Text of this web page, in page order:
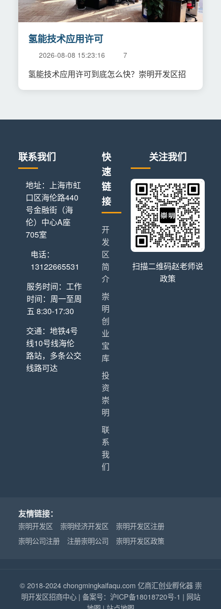
氢能技术应用许可
2026-08-08 15:23:16 7
氢能技术应用许可到底怎么快？崇明开发区招
联系我们
地址：上海市虹
口区海伦路440
号金融街（海
伦）中心A座
705室
电话：
13122665531
服务时间：工作
时间：周一至周
五 8:30-17:30
交通：地铁4号
线10号线海伦
路站，多条公交
线路可达
快
速
链
接
开
发
区
简
介
崇
明
创
业
宝
库
投
资
崇
明
联
系
我
们
关注我们
扫描二维码赵老师说
政策
友情链接：
崇明开发区 崇明经济开发区
崇明开发区注册
崇明公司注册
注册崇明公司 崇明开发区政策
© 2018-2024 chongmingkaifaqu.com 亿商汇创业孵化器 崇
明开发区招商中心 | 备案号： 沪ICP备18018720号-1 | 网站